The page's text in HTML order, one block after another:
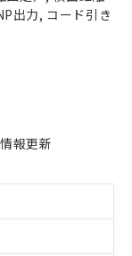
出力, コード引き
報更新